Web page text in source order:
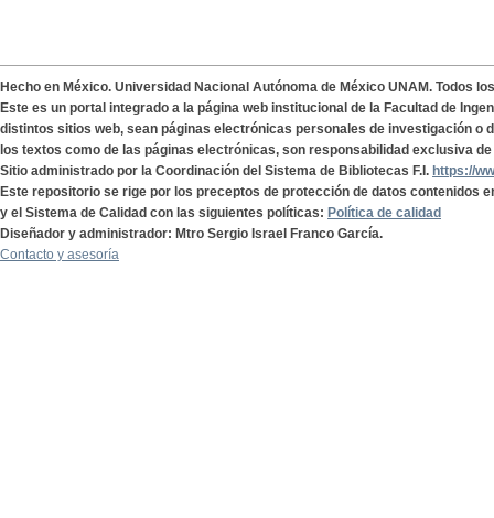
Hecho en México. Universidad Nacional Autónoma de México UNAM. Todos
Este es un portal integrado a la página web institucional de la Facultad de
distintos sitios web, sean páginas electrónicas personales de investigación o
los textos como de las páginas electrónicas, son responsabilidad exclusiva
Sitio administrado por la Coordinación del Sistema de Bibliotecas F.I. https://
Este repositorio se rige por los preceptos de protección de datos contenidos
y el Sistema de Calidad con las siguientes políticas: Política de calidad
Diseñador y administrador: Mtro Sergio Israel Franco García.
Contacto y asesoría